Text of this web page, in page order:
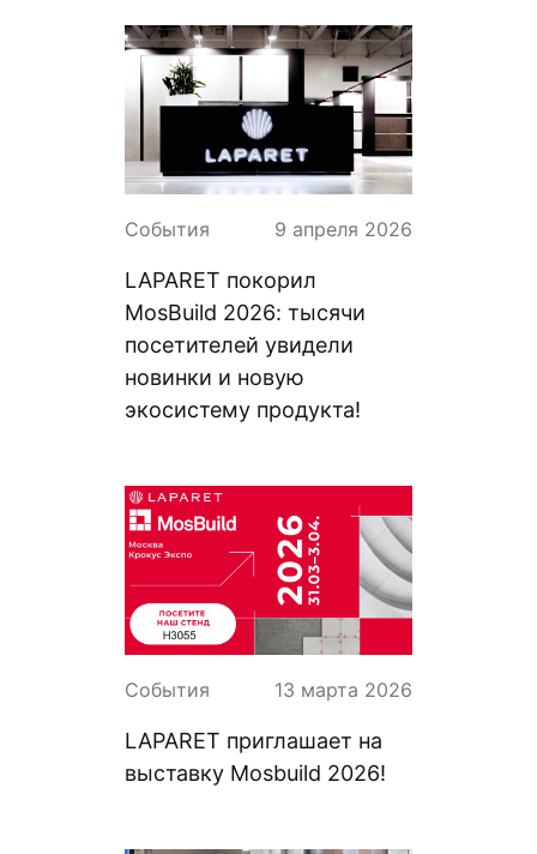
События 9 апреля 2026
LAPARET покорил
MosBuild 2026: тысячи
посетителей увидели
новинки и новую
экосистему продукта!
События 13 марта 2026
LAPARET приглашает на
выставку Mosbuild 2026!